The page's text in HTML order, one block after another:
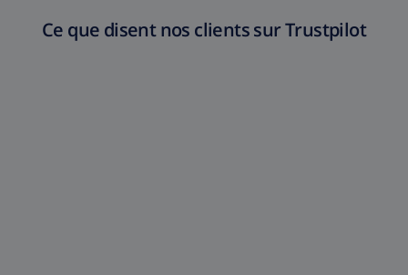
Ce que disent nos clients sur Trustpilot